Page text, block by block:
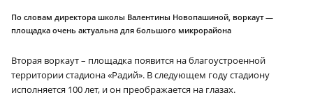
По словам директора школы Валентины Новопашиной, воркаут —
площадка очень актуальна для большого микрорайона
Вторая воркаут – площадка появится на благоустроенной
территории стадиона «Радий». В следующем году стадиону
исполняется 100 лет, и он преображается на глазах.